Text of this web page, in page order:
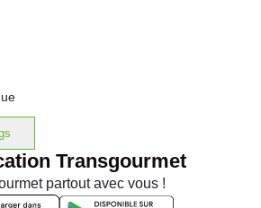
Transgourmet
partout avec vous !